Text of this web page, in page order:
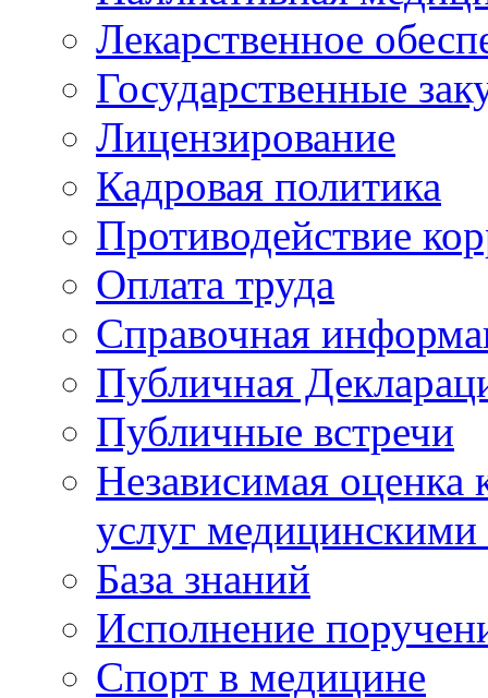
Лекарственное
Государственные
Лицензирование
Кадровая политика
Противодействие
Оплата труда
Справочная
Публичная
Публичные встречи
Независимая оценка
услуг
База знаний
Исполнение
Спорт в медицине